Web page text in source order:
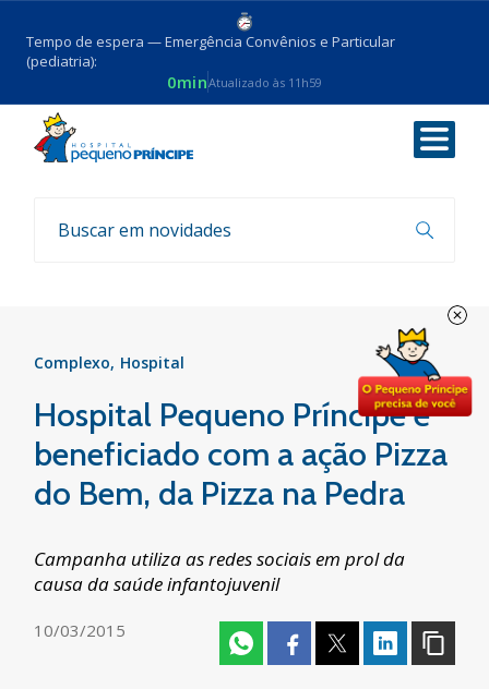
Tempo de espera — Emergência Convênios e Particular
(pediatria):
0minAtualizado às 11h59
Voltar
Notícias
Complexo Hospital
Hospital Pequeno Príncipe é
beneficiado com a ação Pizza
do Bem, da Pizza na Pedra
Campanha utiliza as redes sociais em prol da
causa da saúde infantojuvenil
10/03/2015